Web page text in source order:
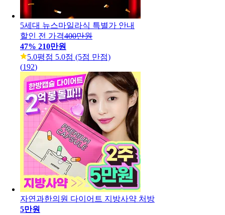
5세대 뉴스마일라식 특별가 안내
할인 전 가격400만원
47% 210만원
5.0평점 5.0점 (5점 만점)
(192)
자연과한의원 다이어트 지방사약 처방
5만원